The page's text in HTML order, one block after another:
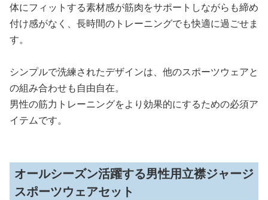
体にフィットする素材感が筋肉をサポートしながらも締め
付け感がなく、長時間のトレーニングでも快適に過ごせま
す。
シンプルで洗練されたデザインは、他のスポーツウェアと
の組み合わせも自由自在。
男性の筋力トレーニングをより効果的にするための必須ア
イテムです。
オールシーズン活躍する男性用立襟ジャージ
スポーツウェアセット